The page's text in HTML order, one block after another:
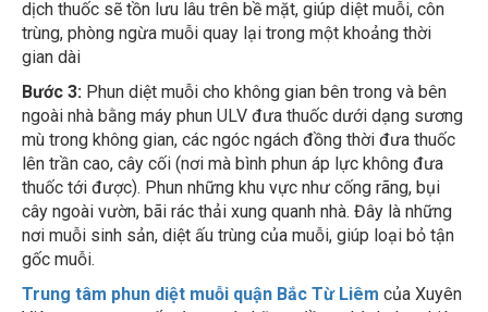
gian dài
Bước 3:
mù trong không gian, các ngóc ngách đồng thời đưa thuốc
lên trần cao, cây cối (nơi mà bình phun áp lực không đưa
thuốc tới được). Phun những khu vực như cống rãng, bụi
cây ngoài vườn, bãi rác thải xung quanh nhà. Đây là những
nơi muỗi sinh sản, diệt ấu trùng của muỗi, giúp loại bỏ tận
gốc muỗi.
Trung tâm phun diệt muỗi quận Bắc Từ Liêm
chuyên nghiệp, có nhiều năm kinh nghiệm diệt muỗi tận